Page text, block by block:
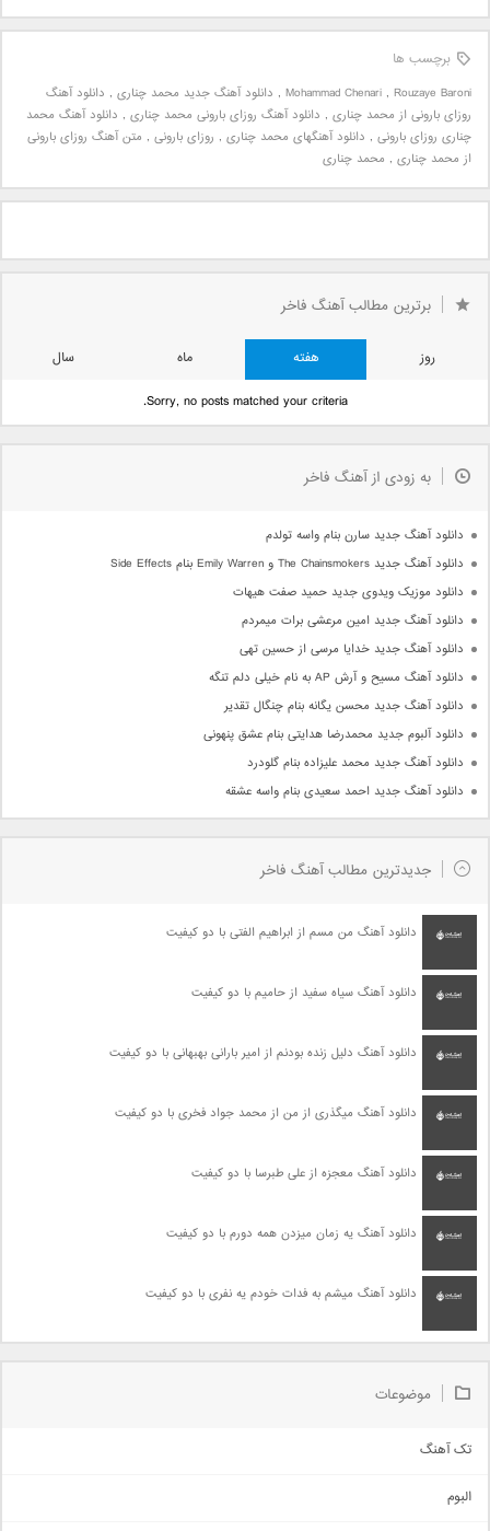
برچسب ها
Mohammad Chenari , Rouzaye Baroni
, دانلود آهنگ جدید محمد چناری , دانلود آهنگ
روزای بارونی از محمد چناری , دانلود آهنگ روزای بارونی محمد چناری , دانلود آهنگ محمد
چناری روزای بارونی , دانلود آهنگهای محمد چناری , روزای بارونی , متن آهنگ روزای بارونی
از محمد چناری , محمد چناری
برترین مطالب آهنگ فاخر
روز هفته ماه
سال
Sorry, no posts matched your criteria.
به زودی از آهنگ فاخر
دانلود آهنگ جدید سارن بنام واسه تولدم
دانلود آهنگ جدید The Chainsmokers و Emily Warren بنام Side Effects
دانلود موزیک ویدوی جدید حمید صفت هیهات
دانلود آهنگ جدید امین مرعشی برات میمردم
دانلود آهنگ جدید خدایا مرسی از حسین تهی
دانلود آهنگ مسیح و آرش AP به نام خیلی دلم تنگه
دانلود آهنگ جدید محسن یگانه بنام چنگال تقدیر
دانلود آلبوم جدید محمدرضا هدایتی بنام عشق پنهونی
دانلود آهنگ جدید محمد علیزاده بنام گلودرد
دانلود آهنگ جدید احمد سعیدی بنام واسه عشقه
جدیدترین مطالب آهنگ فاخر
دانلود آهنگ من مسم از ابراهیم الفتی با دو کیفیت
دانلود آهنگ سیاه سفید از حامیم با دو کیفیت
دانلود آهنگ دلیل زنده بودنم از امیر بارانی بهبهانی با دو کیفیت
دانلود آهنگ میگذری از من از محمد جواد فخری با دو کیفیت
دانلود آهنگ معجزه از علی طبرسا با دو کیفیت
دانلود آهنگ یه زمان میزدن همه دورم با دو کیفیت
دانلود آهنگ میشم به فدات خودم یه نفری با دو کیفیت
موضوعات
تک آهنگ
البوم